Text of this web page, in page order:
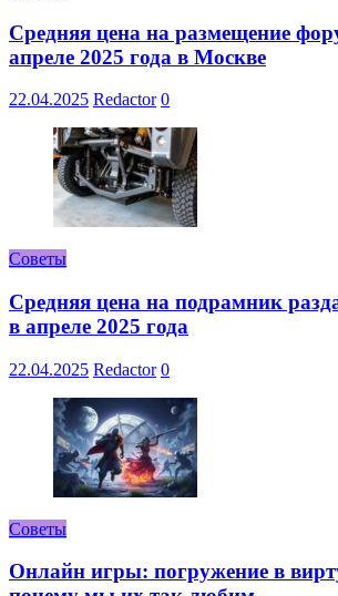
Средняя цена на размещение
апреле 2025 года в Москве
22.04.2025 Redactor 0
Советы
Средняя цена на подрамник
в апреле 2025 года
22.04.2025 Redactor 0
Советы
Онлайн игры: погружение в